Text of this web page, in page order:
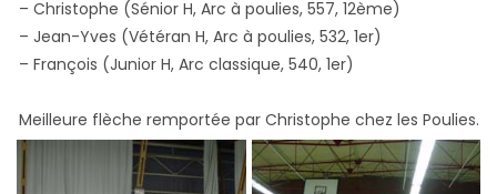
– Christophe (Sénior H, Arc à poulies, 557, 12ème)
– Jean-Yves (Vétéran H, Arc à poulies, 532, 1er)
– François (Junior H, Arc classique, 540, 1er)
Meilleure flèche remportée par Christophe chez les Poulies.